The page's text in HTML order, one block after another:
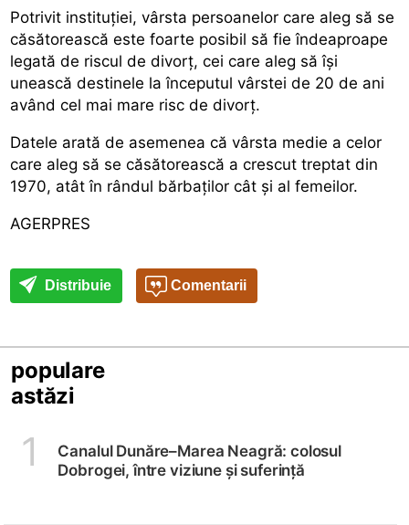
Potrivit instituției, vârsta persoanelor care aleg să se
căsătorească este foarte posibil să fie îndeaproape
legată de riscul de divorț, cei care aleg să își
unească destinele la începutul vârstei de 20 de ani
având cel mai mare risc de divorț.
Datele arată de asemenea că vârsta medie a celor
care aleg să se căsătorească a crescut treptat din
1970, atât în rândul bărbaților cât și al femeilor.
AGERPRES
Distribuie Comentarii
populare
astăzi
1
Canalul Dunăre–Marea Neagră: colosul
Dobrogei, între viziune și suferință